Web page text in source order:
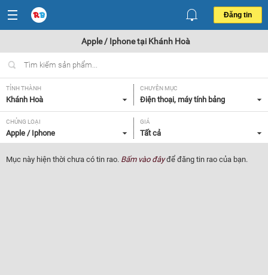
Đăng tin
Apple / Iphone tại Khánh Hoà
TỈNH THÀNH
Khánh Hoà
CHUYÊN MỤC
Điện thoại, máy tính bảng
CHỦNG LOẠI
Apple / Iphone
GIÁ
Tất cả
Mục này hiện thời chưa có tin rao. Bấm vào đâyđể đăng tin rao của bạn.